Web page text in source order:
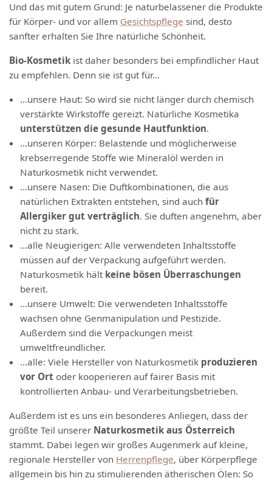
Und das mit gutem Grund: Je naturbelassener die Produkte
für Körper- und vor allem Gesichtspflege sind, desto
sanfter erhalten Sie Ihre natürliche Schönheit.
Bio-Kosmetik ist daher besonders bei empfindlicher Haut
zu empfehlen. Denn sie ist gut für…
…unsere Haut: So wird sie nicht länger durch chemisch
verstärkte Wirkstoffe gereizt. Natürliche Kosmetika
unterstützen die gesunde Hautfunktion.
…unseren Körper: Belastende und möglicherweise
krebserregende Stoffe wie Mineralöl werden in
Naturkosmetik nicht verwendet.
…unsere Nasen: Die Duftkombinationen, die aus
natürlichen Extrakten entstehen, sind auch für
Allergiker gut verträglich. Sie duften angenehm, aber
nicht zu stark.
…alle Neugierigen: Alle verwendeten Inhaltsstoffe
müssen auf der Verpackung aufgeführt werden.
Naturkosmetik hält keine bösen Überraschungen
bereit.
…unsere Umwelt: Die verwendeten Inhaltsstoffe
wachsen ohne Genmanipulation und Pestizide.
Außerdem sind die Verpackungen meist
umweltfreundlicher.
…alle: Viele Hersteller von Naturkosmetik produzieren
vor Ort oder kooperieren auf fairer Basis mit
kontrollierten Anbau- und Verarbeitungsbetrieben.
Außerdem ist es uns ein besonderes Anliegen, dass der
größte Teil unserer Naturkosmetik aus Österreich
stammt. Dabei legen wir großes Augenmerk auf kleine,
regionale Hersteller von Herrenpflege, über Körperpflege
allgemein bis hin zu stimulierenden ätherischen Ölen: So